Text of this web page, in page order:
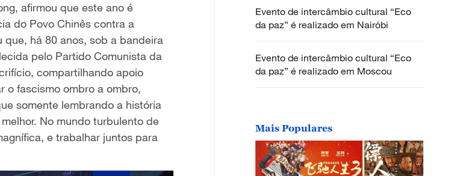
afirmou que este ano é
do Povo Chinês contra a
há 80 anos, sob a bandeira
pelo Partido Comunista da
compartilhando apoio
o fascismo ombro a ombro,
somente lembrando a história
No mundo turbulento de
e trabalhar juntos para
Evento de intercâmbio cultural “Eco
da paz” é realizado em Nairóbi
Evento de intercâmbio cultural “Eco
da paz” é realizado em Moscou
Mais Populares